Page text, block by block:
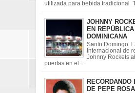
utilizada para bebida tradicional
JOHNNY
EN REPÚBLICA
DOMINICANA
Santo Domingo.
internacional de
Johnny Rockets
puertas en el ...
RECORDANDO
DE PEPE